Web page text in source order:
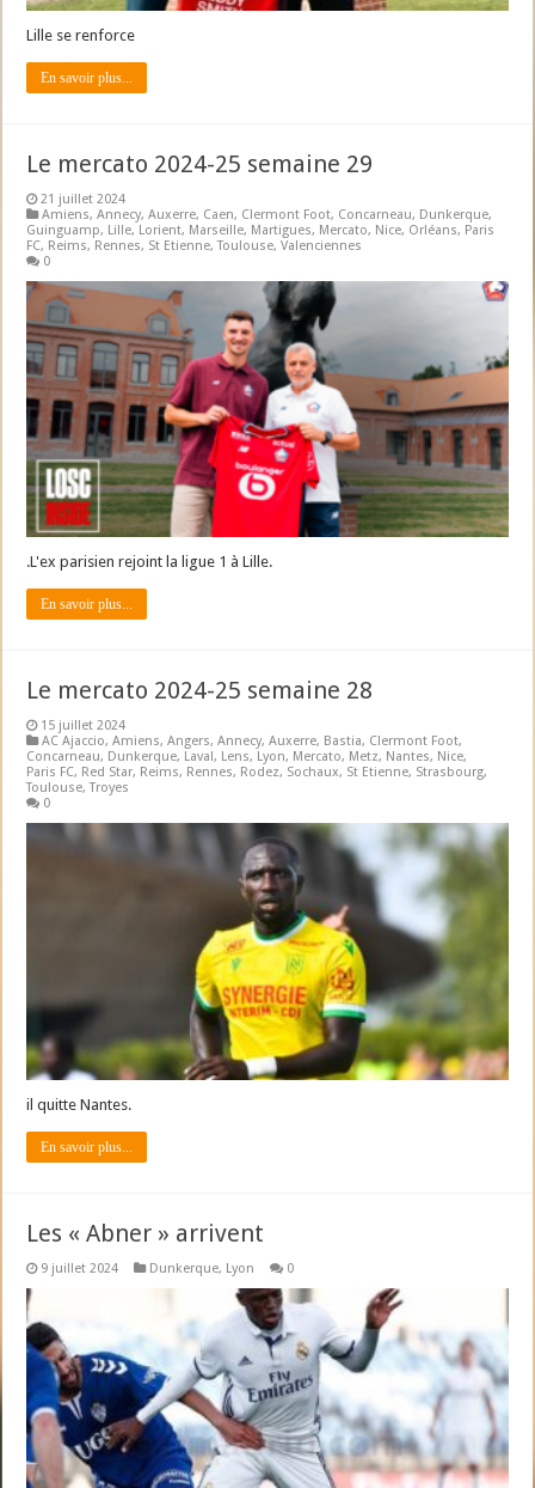
Lille se renforce
En savoir plus...
Le mercato 2024-25 semaine 29
21 juillet 2024
Amiens,Annecy,Auxerre, Caen, Clermont Foot, Concarneau, Dunkerque,
Guinguamp, Lille, Lorient, Marseille, Martigues, Mercato, Nice, Orléans, Paris
FC, Reims, Rennes, St Etienne,Toulouse,Valenciennes
0
.L'ex parisien rejoint la ligue 1 à Lille.
En savoir plus...
Le mercato 2024-25 semaine 28
15 juillet 2024
AC Ajaccio,Amiens,Angers,Annecy,Auxerre, Bastia, Clermont Foot,
Concarneau, Dunkerque, Laval, Lens, Lyon, Mercato, Metz, Nantes, Nice,
Paris FC, Red Star, Reims, Rennes, Rodez, Sochaux, St Etienne, Strasbourg,
Toulouse,Troyes
0
il quitte Nantes.
En savoir plus...
Les « Abner » arrivent
9 juillet 2024 Dunkerque, Lyon 0